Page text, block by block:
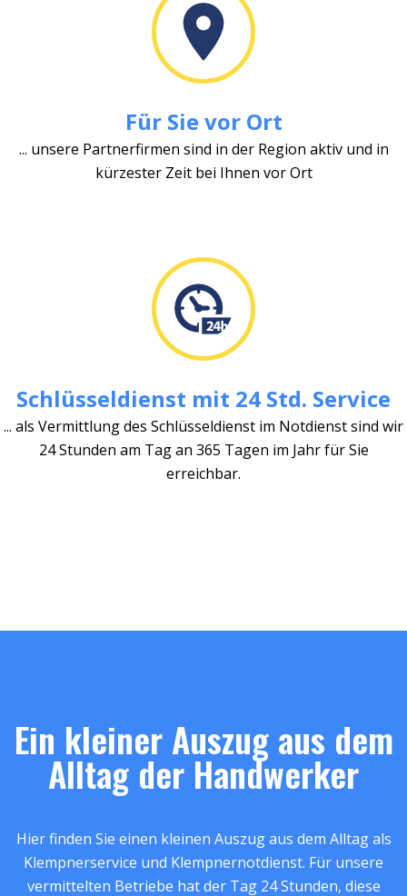
Für Sie vor Ort
... unsere Partnerfirmen sind in der Region aktiv und in
kürzester Zeit bei Ihnen vor Ort
Schlüsseldienst mit 24 Std. Service
... als Vermittlung des Schlüsseldienst im Notdienst sind wir
24 Stunden am Tag an 365 Tagen im Jahr für Sie
erreichbar.
Ein kleiner Auszug aus dem
Alltag der Handwerker
Hier finden Sie einen kleinen Auszug aus dem Alltag als
Klempnerservice und Klempnernotdienst. Für unsere
vermittelten Betriebe hat der Tag 24 Stunden, diese